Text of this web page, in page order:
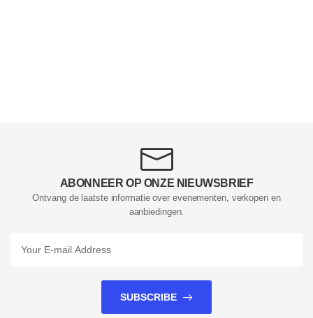
ABONNEER OP ONZE NIEUWSBRIEF
Ontvang de laatste informatie over evenementen, verkopen en
aanbiedingen.
SUBSCRIBE